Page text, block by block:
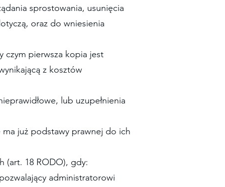
sprostowania, usunięcia
oraz do wniesienia
czym pierwsza kopia jest
z kosztów
lub uzupełnienia
już podstawy prawnej do ich
(art. 18 RODO), gdy:
administratorowi